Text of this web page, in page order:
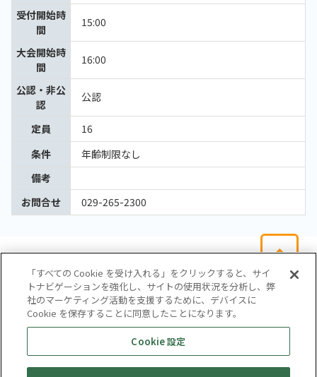
受付開始時
間
15:00
大会開始時
間
16:00
公認・非公
認
公認
定員
16
条件
年齢制限なし
備考
お問合せ
029-265-2300
会社概要
サイトマップ
お問い合わせ
個人情報保護方針
株式会社テイツー
「すべての Cookie を受け入れる」をクリックすると、サイ
トナビゲーションを強化し、サイトの使用状況を分析し、弊
社のマーケティング活動を支援するために、デバイスに
Cookie を保存することに同意したことになります。
Cookie 設定